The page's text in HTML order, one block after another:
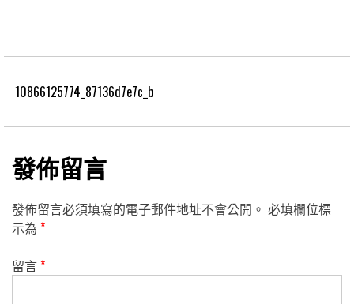
10866125774_87136d7e7c_b
發佈留言
發佈留言必須填寫的電子郵件地址不會公開。 必填欄位標
示為 *
留言*